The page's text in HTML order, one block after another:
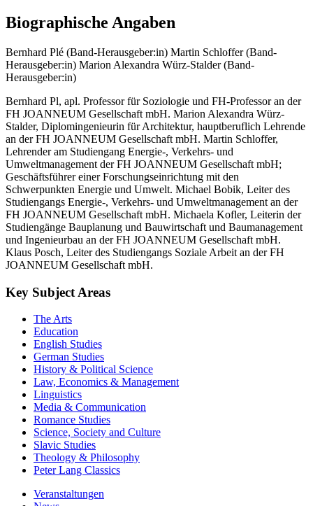
Biographische Angaben
Bernhard Plé (Band-Herausgeber:in) Martin Schloffer (Band-
Herausgeber:in) Marion Alexandra Würz-Stalder (Band-
Herausgeber:in)
Bernhard Pl, apl. Professor für Soziologie und FH-Professor an der
FH JOANNEUM Gesellschaft mbH. Marion Alexandra Würz-
Stalder, Diplomingenieurin für Architektur, hauptberuflich Lehrende
an der FH JOANNEUM Gesellschaft mbH. Martin Schloffer,
Lehrender am Studiengang Energie-, Verkehrs- und
Umweltmanagement der FH JOANNEUM Gesellschaft mbH;
Geschäftsführer einer Forschungseinrichtung mit den
Schwerpunkten Energie und Umwelt. Michael Bobik, Leiter des
Studiengangs Energie-, Verkehrs- und Umweltmanagement an der
FH JOANNEUM Gesellschaft mbH. Michaela Kofler, Leiterin der
Studiengänge Bauplanung und Bauwirtschaft und Baumanagement
und Ingenieurbau an der FH JOANNEUM Gesellschaft mbH.
Klaus Posch, Leiter des Studiengangs Soziale Arbeit an der FH
JOANNEUM Gesellschaft mbH.
Key Subject Areas
The Arts
Education
English Studies
German Studies
History & Political Science
Law, Economics & Management
Linguistics
Media & Communication
Romance Studies
Science, Society and Culture
Slavic Studies
Theology & Philosophy
Peter Lang Classics
Veranstaltungen